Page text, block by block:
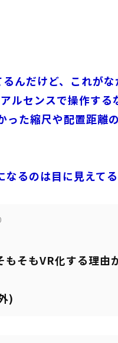
んだけど、これが
ルセンスで操作する
った縮尺や配置距離
るのは目に見えて
そもVR化する理由
)